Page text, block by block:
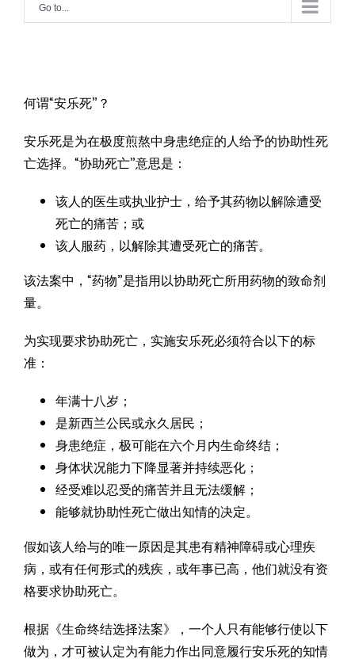
Go to...
何谓“安乐死”？
安乐死是为在极度煎熬中身患绝症的人给予的协助性死
亡选择。“协助死亡”意思是：
该人的医生或执业护士，给予其药物以解除遭受
死亡的痛苦；或
该人服药，以解除其遭受死亡的痛苦。
该法案中，“药物”是指用以协助死亡所用药物的致命剂
量。
为实现要求协助死亡，实施安乐死必须符合以下的标
准：
年满十八岁；
是新西兰公民或永久居民；
身患绝症，极可能在六个月内生命终结；
身体状况能力下降显著并持续恶化；
经受难以忍受的痛苦并且无法缓解；
能够就协助性死亡做出知情的决定。
假如该人给与的唯一原因是其患有精神障碍或心理疾
病，或有任何形式的残疾，或年事已高，他们就没有资
格要求协助死亡。
根据《生命终结选择法案》，一个人只有能够行使以下
做为，才可被认定为有能力作出同意履行安乐死的知情